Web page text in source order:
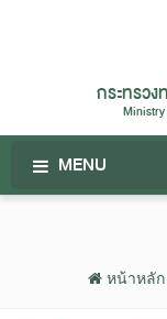
กระทรว
MENU
หน้าหลัก